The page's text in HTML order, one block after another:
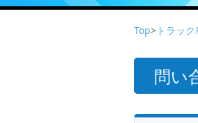
Top> トラッ
問い